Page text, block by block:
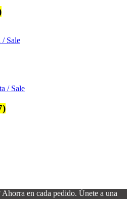
Ahorra en cada pedido. Únete a una